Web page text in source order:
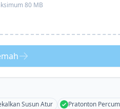
80 MB
Susun Atur Pratonton